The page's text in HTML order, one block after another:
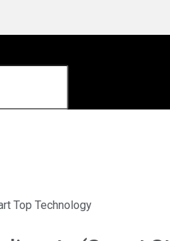
Top Technology